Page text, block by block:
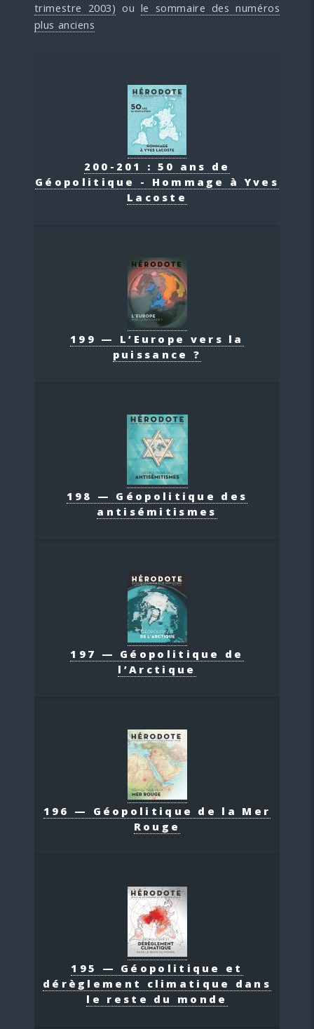
trimestre 2003) ou le sommaire des numéros
plus anciens
200-201 : 50 ans de
Géopolitique - Hommage à Yves
Lacoste
199 — L’Europe vers la
puissance ?
198 — Géopolitique des
antisémitismes
197 — Géopolitique de
l’Arctique
196 — Géopolitique de la Mer
Rouge
195 — Géopolitique et
dérèglement climatique dans
le reste du monde